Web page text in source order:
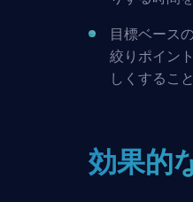
目標ベース
絞りポイン
しくするこ
効果的